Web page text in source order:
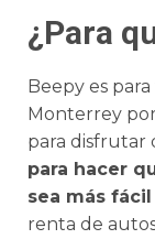
¿Para
Beepy es
Monterrey
para disfrutar
para hacer
sea más
renta de